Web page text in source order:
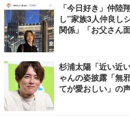
「今日好き」仲陸
し”家族3人仲良し
関係」「お父さん
杉浦太陽「近い近
ゃんの姿披露「無
てが愛おしい」の